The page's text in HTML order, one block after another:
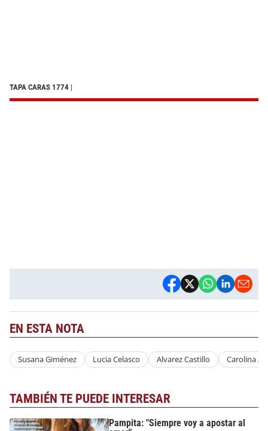
TAPA CARAS 1774 |
EN ESTA NOTA
Susana Giménez Lucia Celasco Alvarez Castillo Carolina
TAMBIÉN TE PUEDE INTERESAR
Pampita: "Siempre voy a apostar al